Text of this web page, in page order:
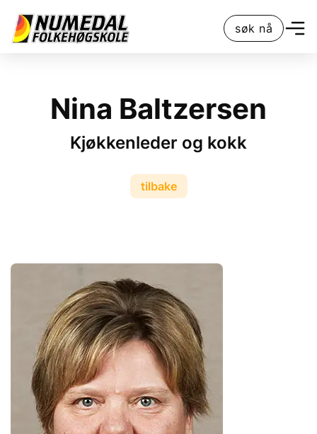
søk nå
Nina Baltzersen
Kjøkkenleder og kokk
tilbake